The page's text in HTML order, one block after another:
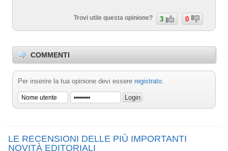
Trovi utile questa opinione? 3 0
COMMENTI
Per inserire la tua opinione devi essere registrato.
LE RECENSIONI DELLE PIÙ IMPORTANTI
NOVITÀ EDITORIALI